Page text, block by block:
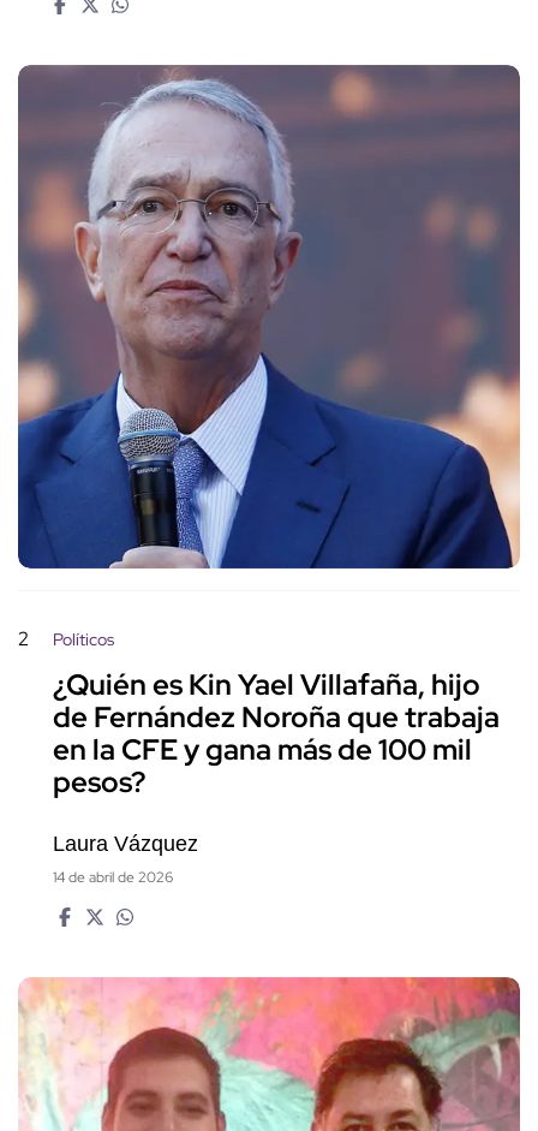
2 Políticos
¿Quién es Kin Yael Villafaña, hijo
de Fernández Noroña que trabaja
en la CFE y gana más de 100 mil
pesos?
Laura Vázquez
14 de abril de 2026